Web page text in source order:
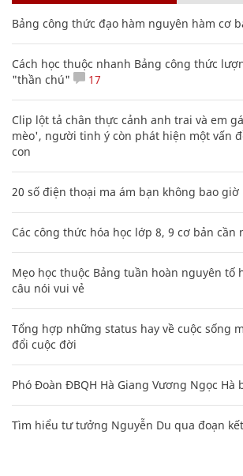
Bảng công thức đạo hàm nguyên hàm cơ
Cách học thuộc nhanh Bảng công thức
"thần chú"
17
Clip lột tả chân thực cảnh anh trai và em
mèo', người tinh ý còn phát hiện một vấn
con
20 số điện thoại ma ám bạn không bao giờ
Các công thức hóa học lớp 8, 9 cơ bản cần
Mẹo học thuộc Bảng tuần hoàn nguyên tố
câu nói vui vẻ
Tổng hợp những status hay về cuộc sống
đổi cuộc đời
Phó Đoàn ĐBQH Hà Giang Vương Ngọc Hà
Tìm hiểu tư tưởng Nguyễn Du qua đoạn